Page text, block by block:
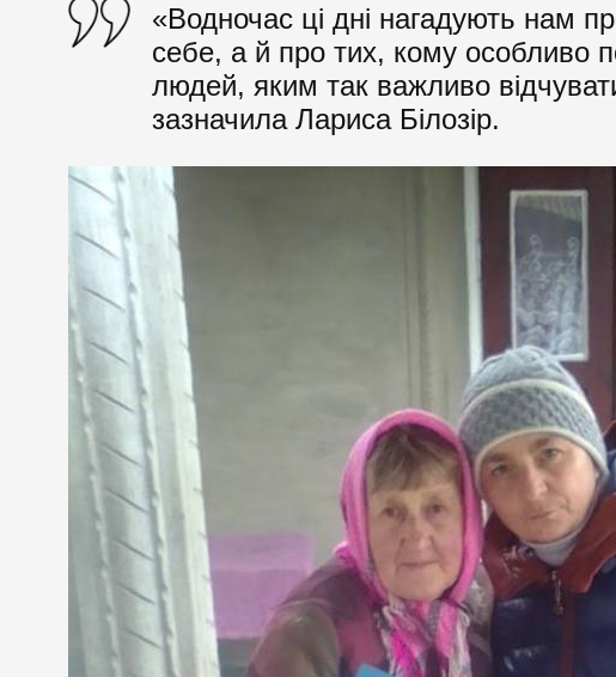
«Водночас ці дні нагадують нам
себе, а й про тих, кому особливо
людей, яким так важливо
зазначила Лариса Білозір.